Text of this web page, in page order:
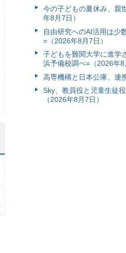
今の子どもの夏休み、親
年8月7日）
自由研究へのAI活用は少
=（2026年8月7日）
子どもを難関大学に進学
浜予備校調べ=（2026年8
高専機構と日本公庫、連
Sky、教員役と児童生徒
（2026年8月7日）